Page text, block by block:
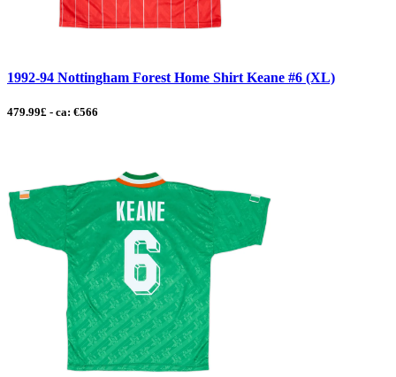
1992-94 Nottingham Forest Home Shirt Keane #6 (XL)
479.99£ - ca: €566